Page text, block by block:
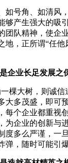
如号角、如清风
够产生强大的吸
团队精神，使企
地，正所谓“任
企业长足发展之
棵大树，则诚
大多茂盛，即可
每个企业都重视
为企业的创新与
度多么严谨，一
弹，随时可能引爆